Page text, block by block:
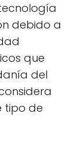
debido a
que
del
tipo de